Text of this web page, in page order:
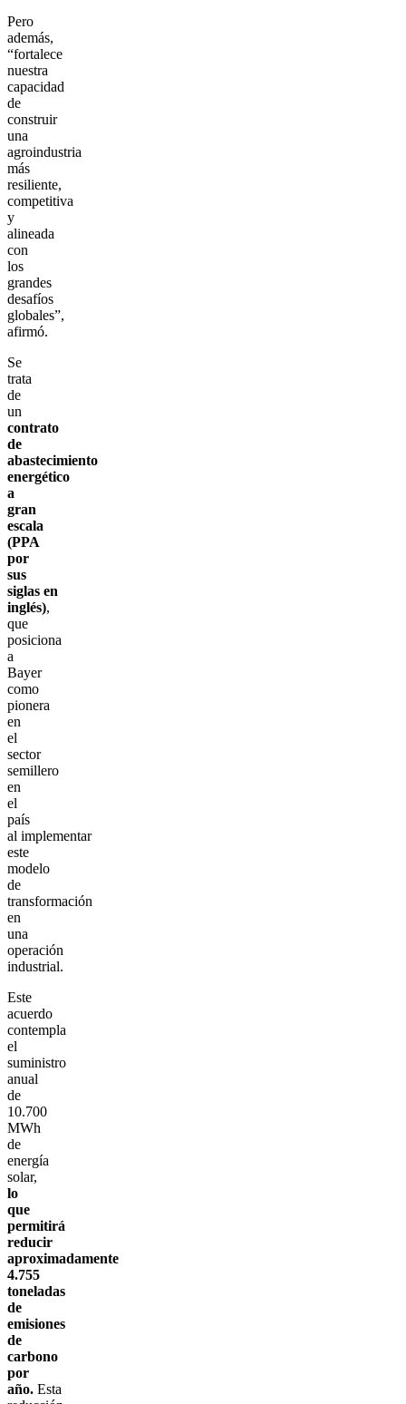
Pero
además,
“fortalece
nuestra
capacidad
de
construir
una
agroindustria
más
resiliente,
competitiva
y
alineada
con
los
grandes
desafíos
globales”,
afirmó.
Se
trata
de
un
contrato
de
abastecimiento
energético
a
gran
escala
(PPA
por
sus
siglas en
inglés),
que
posiciona
a
Bayer
como
pionera
en
el
sector
semillero
en
el
país
al implementar
este
modelo
de
transformación
en
una
operación
industrial.
Este
acuerdo
contempla
el
suministro
anual
de
10.700
MWh
de
energía
solar,
lo
que
permitirá
reducir
aproximadamente
4.755
toneladas
de
emisiones
de
carbono
por
año. Esta